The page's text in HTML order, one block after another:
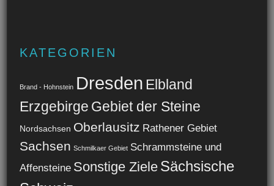
KATEGORIEN
Brand - Hohnstein Dresden Elbland
Erzgebirge Gebiet der Steine
Nordsachsen Oberlausitz Rathener Gebiet
Sachsen Schmilkaer Gebiet Schrammsteine und
Affensteine Sonstige Ziele Sächsische